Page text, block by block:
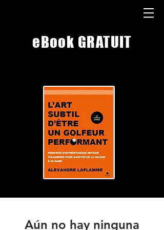
eBook GRATUIT
Aún no hay ninguna